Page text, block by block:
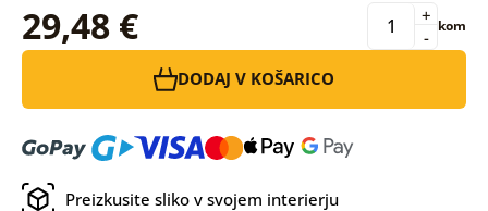
29,48 € -
+ kom
DODAJ V KOŠARICO
Preizkusite sliko v svojem interierju